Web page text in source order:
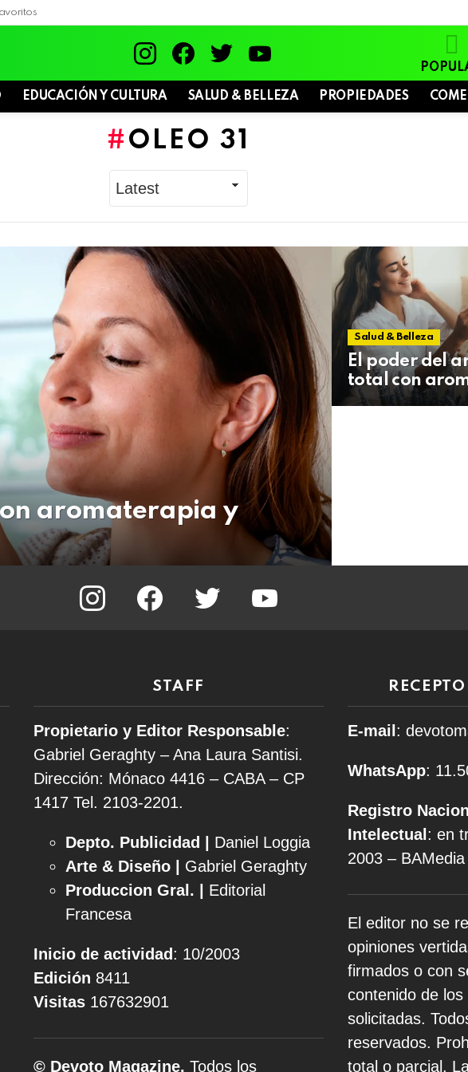
EDUCACIÓN Y CULTURA SALUD & BELLEZA PROPIEDADES
OLEO 31
aromaterapia y
Salud & Belleza
El poder del
total con
instagram facebook twitter
STAFF
Propietario y Editor Responsable:
Gabriel Geraghty – Ana Laura Santisi.
Dirección: Mónaco 4416 – CABA – CP
1417 Tel. 2103-2201.
Depto. Publicidad |
Daniel Loggia
Arte & Diseño | Gabriel Geraghty
Produccion Gral. |
Editorial
Francesa
Inicio de actividad : 10/2003
Edición 8411
Visitas 167632901
© Devoto Magazine. Todos los
E-mail :
WhatsApp:
Registro
Intelectual : en
2003 –
El editor no se
opiniones
firmados o con
contenido de
solicitadas.
reservados.
total o parcial.